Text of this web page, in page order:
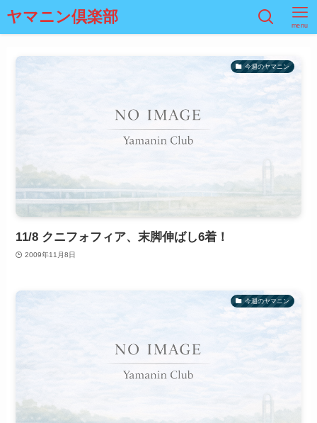
ヤマニン倶楽部 menu
今週のヤマニン
11/8 クニフォフィア、末脚伸ばし6着！
2009年11月8日
今週のヤマニン